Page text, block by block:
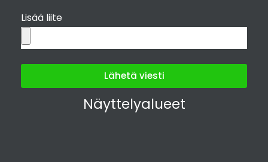
Lisää liite
Lähetä viesti
Näyttelyalueet